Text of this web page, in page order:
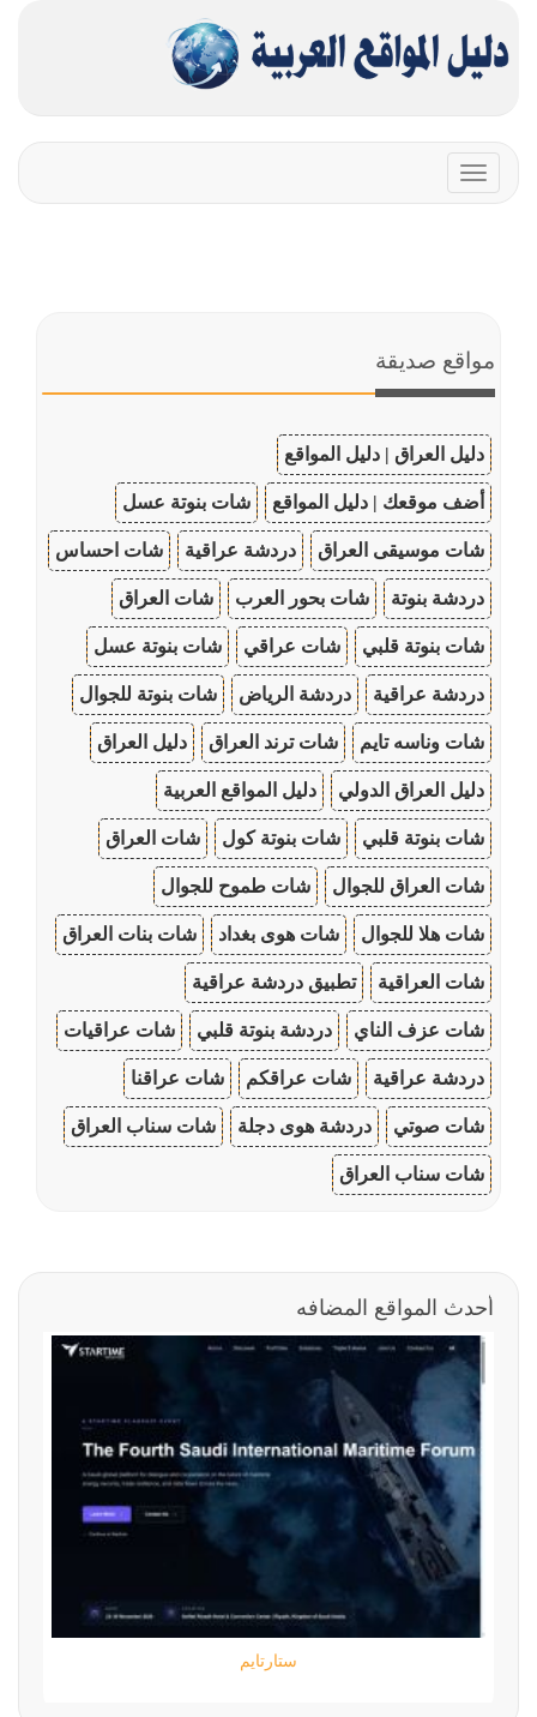
Toggle
navigation
مواقع صديقة
دليل العراق | دليل المواقع
أضف موقعك | دليل المواقع شات بنوتة عسل
شات موسيقى العراق دردشة عراقية شات احساس
دردشة بنوتة شات بحور العرب شات العراق
شات بنوتة قلبي شات عراقي شات بنوتة عسل
دردشة عراقية دردشة الرياض شات بنوتة للجوال
شات وناسه تايم شات ترند العراق دليل العراق
دليل العراق الدولي دليل المواقع العربية
شات بنوتة قلبي شات بنوتة كول شات العراق
شات العراق للجوال شات طموح للجوال
شات هلا للجوال شات هوى بغداد شات بنات العراق
شات العراقية تطبيق دردشة عراقية
شات عزف الناي دردشة بنوتة قلبي شات عراقيات
دردشة عراقية شات عراقكم شات عراقنا
شات صوتي دردشة هوى دجلة شات سناب العراق
شات سناب العراق
أحدث المواقع المضافه
ستارتايم